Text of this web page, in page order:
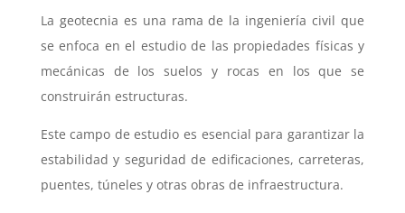
La geotecnia es una rama de la ingeniería civil que
se enfoca en el estudio de las propiedades físicas y
mecánicas de los suelos y rocas en los que se
construirán estructuras.
Este campo de estudio es esencial para garantizar la
estabilidad y seguridad de edificaciones, carreteras,
puentes, túneles y otras obras de infraestructura.